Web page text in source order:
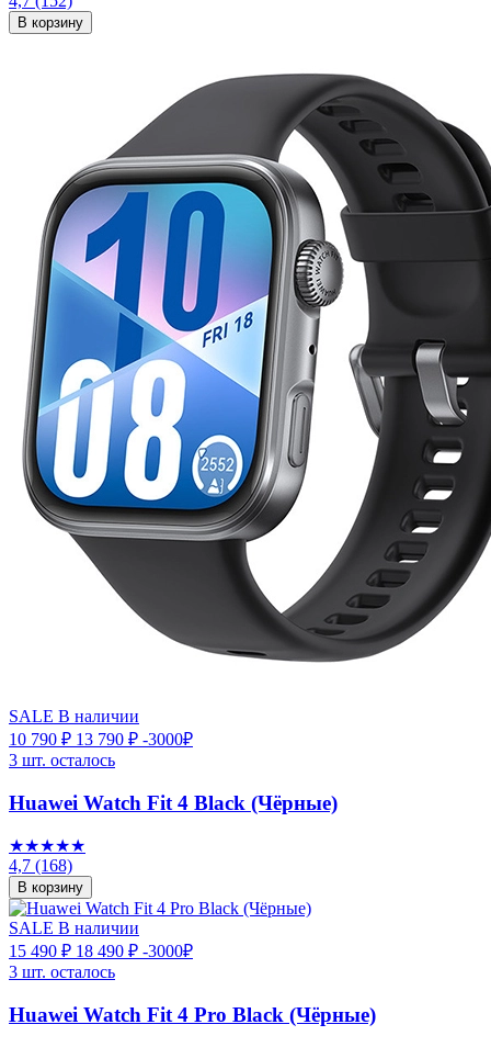
В корзину
SALE В наличии
10 790 ₽ 13 790 ₽ -3000₽
3 шт. осталось
Huawei Watch Fit 4 Black (Чёрные)
★★★★★
4,7 (168)
В корзину
SALE В наличии
15 490 ₽ 18 490 ₽ -3000₽
3 шт. осталось
Huawei Watch Fit 4 Pro Black (Чёрные)